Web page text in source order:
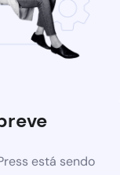
está sendo